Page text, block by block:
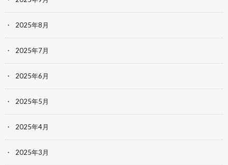
2025年8月
2025年7月
2025年6月
2025年5月
2025年4月
2025年3月